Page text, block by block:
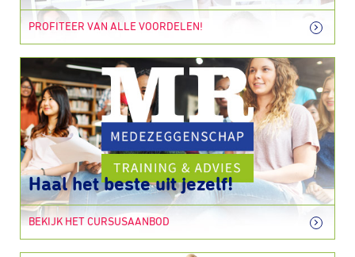
PROFITEER VAN ALLE VOORDELEN!
Haal het beste uit jezelf!
BEKIJK HET CURSUSAANBOD